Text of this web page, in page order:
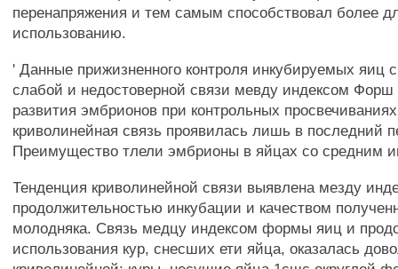
перенапряжения и тем самым способствовал более
использованию.
' Данные прижизненного контроля инкубируемых яиц
слабой и недостоверной связи мевду индексом Форш
развития эмбрионов при контрольных
криволинейная связь проявилась лишь в последний
Преимущество тлели эмбрионы в яйцах со средним
Тенденция криволинейной связи выявлена мезду
продолжительностью инкубации и качеством
молодняка. Связь медцу индексом формы яиц и
использования кур, снесших ети яйца, оказалась